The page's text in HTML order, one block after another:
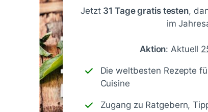
Jetzt 31 Tage gratis testen,
im
Aktion: Aktuell
Die weltbesten Rezepte
Cuisine
Zugang zu Ratgebern,